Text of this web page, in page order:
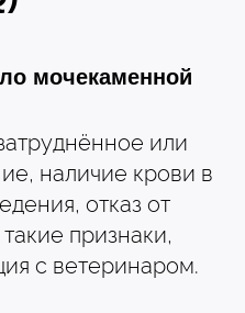
мочекаменной
или
наличие крови в
отказ от
признаки,
с ветеринаром.